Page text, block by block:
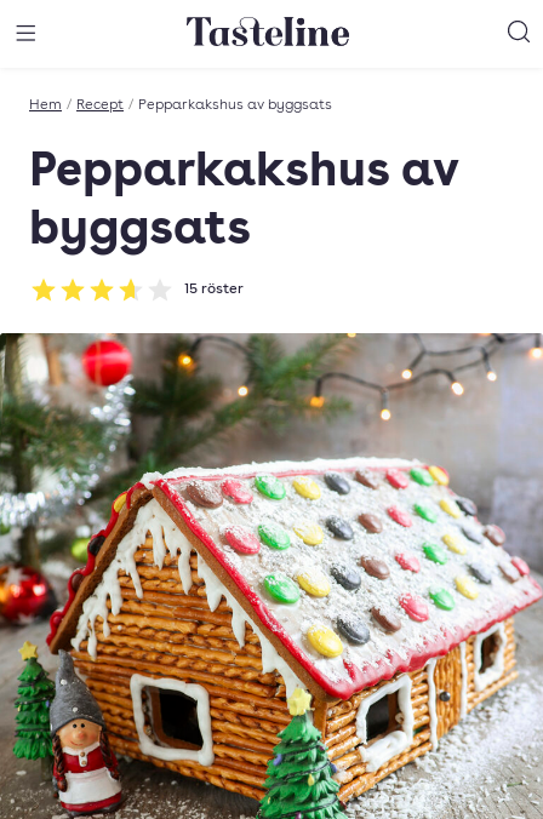
Till Tastelines startsida
Hem / Recept / Pepparkakshus av byggsats
Pepparkakshus av
byggsats
Betyg: 3.63 av 5
15 röster